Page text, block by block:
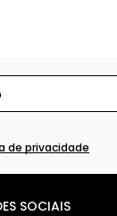
de privacidade
SOCIAIS